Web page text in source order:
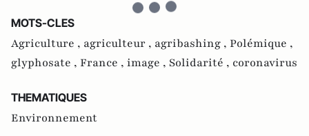
MOTS-CLES
Agriculture , agriculteur , agribashing , Polémique ,
glyphosate , France , image , Solidarité , coronavirus
THEMATIQUES
Environnement